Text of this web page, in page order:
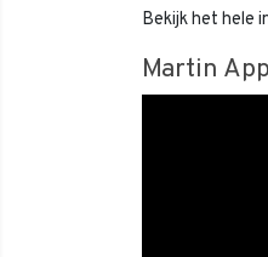
Bekijk het hele
Martin